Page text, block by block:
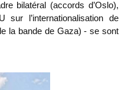
bilatéral (accords d’Oslo),
sur l’internationalisation de
la bande de Gaza) - se sont